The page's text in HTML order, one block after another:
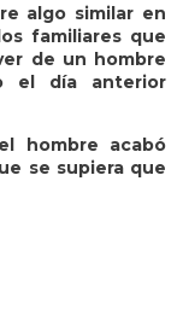
algo similar en
familiares que
de un hombre
el día anterior
hombre acabó
se supiera que